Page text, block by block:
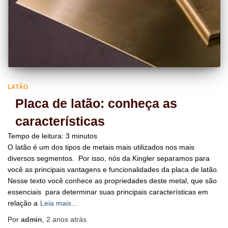
LATÃO
Placa de latão: conheça as
características
Tempo de leitura: 3 minutos
O latão é um dos tipos de metais mais utilizados nos mais
diversos segmentos. Por isso, nós da Kingler separamos para
você as principais vantagens e funcionalidades da placa de latão.
Nesse texto você conhece as propriedades deste metal, que são
essenciais para determinar suas principais características em
relação a Leia mais…
Por admin 2 anos atrás